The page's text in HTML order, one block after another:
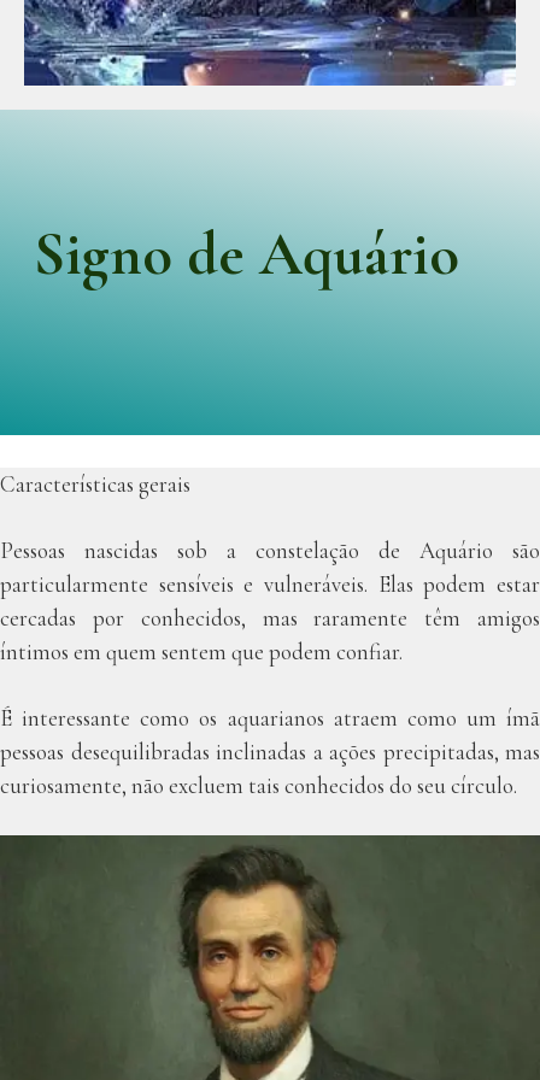
Signo de Aquário
Características gerais
Pessoas nascidas sob a constelação de Aquário são
particularmente sensíveis e vulneráveis. Elas podem estar
cercadas por conhecidos, mas raramente têm amigos
íntimos em quem sentem que podem confiar.
É interessante como os aquarianos atraem como um ímã
pessoas desequilibradas inclinadas a ações precipitadas, mas
curiosamente, não excluem tais conhecidos do seu círculo.